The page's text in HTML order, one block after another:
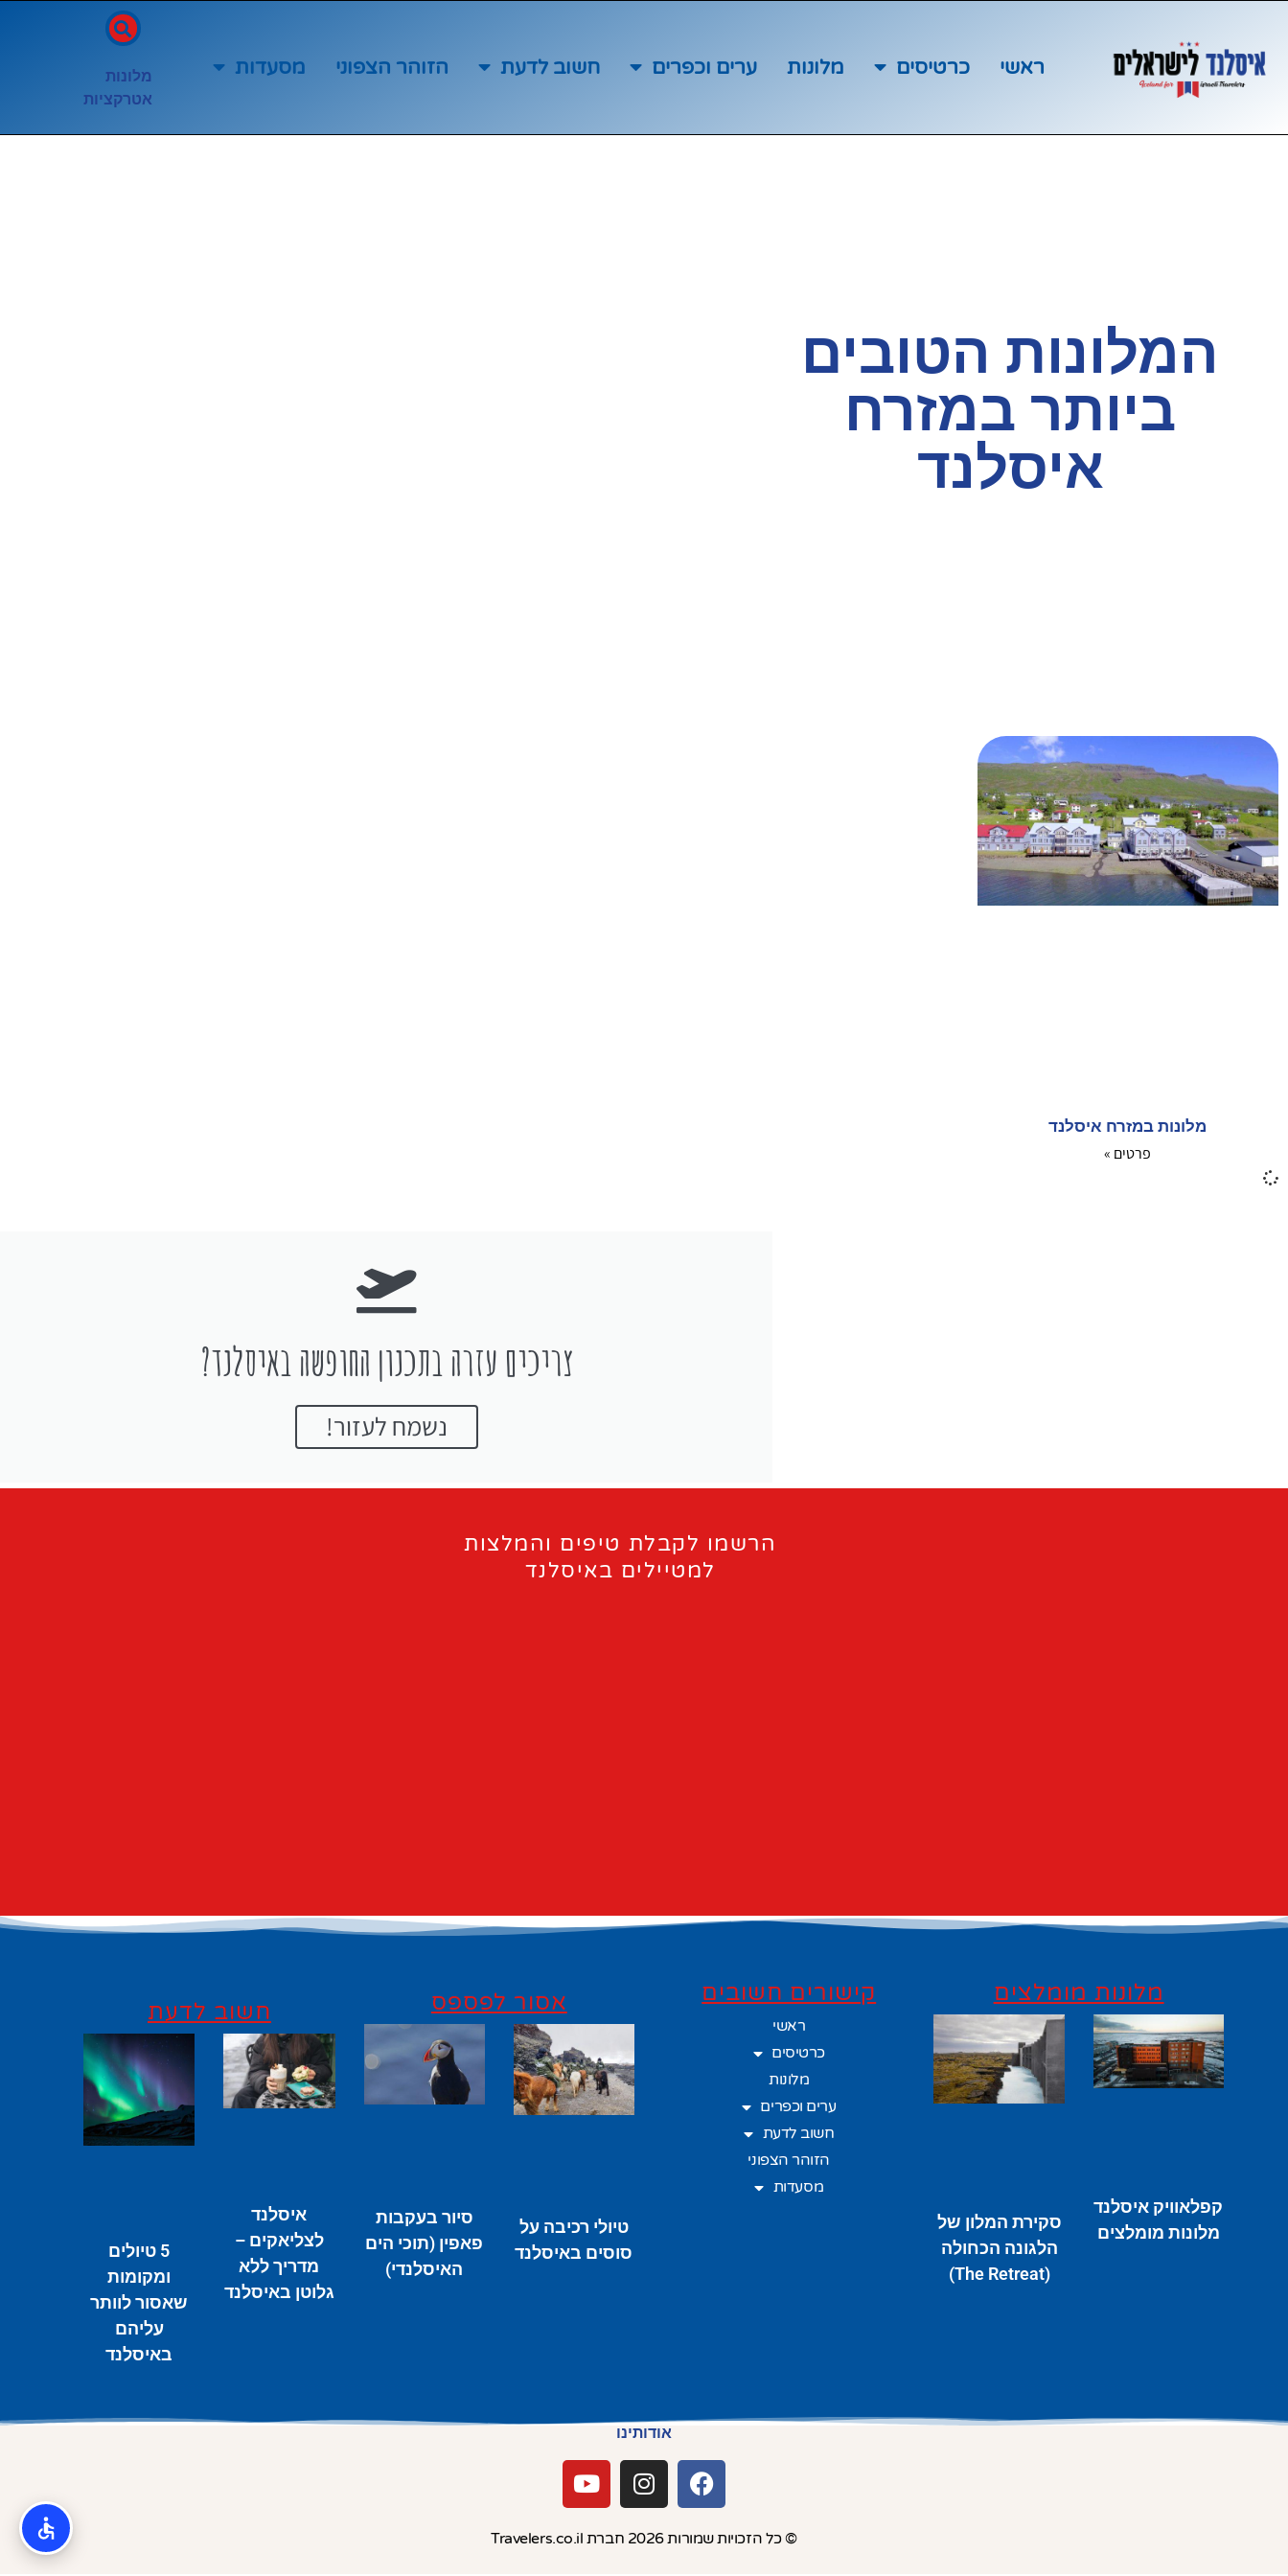
ראשי כרטיסים מלונות ערים וכפרים חשוב לדעת הזוהר הצפוני מסעדות
מלונות
אטרקציות
המלונות הטובים
ביותר במזרח
איסלנד
מלונות במזרח איסלנד
פרטים »
צריכים עזרה בתכנון החופשה באיסלנד?
נשמח לעזור!
הרשמו לקבלת טיפים והמלצות
למטיילים באיסלנד
מלונות מומלצים
קפלאוויק איסלנד
מלונות מומלצים
סקירת המלון של
הלגונה הכחולה
(The Retreat)
קישורים חשובים
ראשי
כרטיסים
מלונות
ערים וכפרים
חשוב לדעת
הזוהר הצפוני
מסעדות
אסור לפספס
טיולי רכיבה על
סוסים באיסלנד
סיור בעקבות
פאפין (תוכי הים
האיסלנדי)
חשוב לדעת
איסלנד
לצליאקים –
מדריך ללא
גלוטן באיסלנד
5 טיולים
ומקומות
שאסור לוותר
עליהם
באיסלנד
אודותינו
© כל הזכויות שמורות 2026 חברת Travelers.co.il